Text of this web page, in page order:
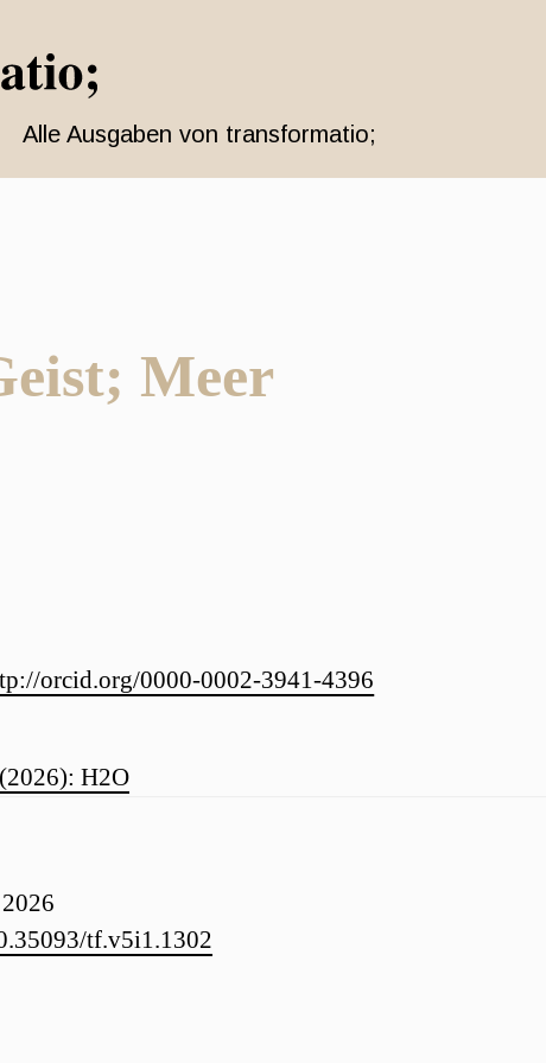
Alle Ausgaben von transformatio;
Meer
tf.v5i1.1302
orcid.org/0000-0002-3941-4396
H2O